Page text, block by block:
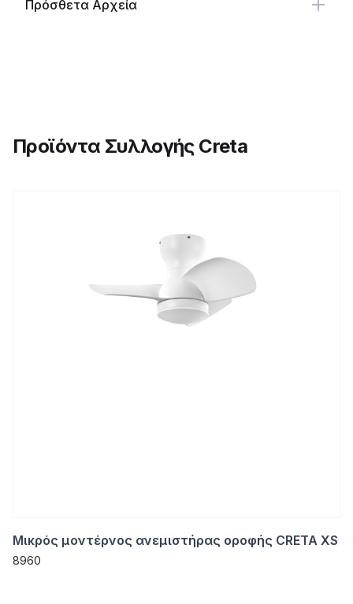
Πρόσθετα Αρχεία
Προϊόντα Συλλογής Creta
Μικρός μοντέρνος ανεμιστήρας οροφής CRETA XS
8960